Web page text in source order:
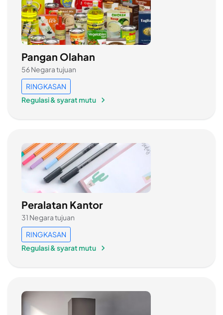
Pangan Olahan
56 Negara tujuan
RINGKASAN
Regulasi & syarat mutu
Peralatan Kantor
31 Negara tujuan
RINGKASAN
Regulasi & syarat mutu